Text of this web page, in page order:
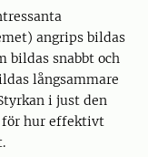
angrips bildas
bildas snabbt och
långsammare
i just den
för hur effektivt